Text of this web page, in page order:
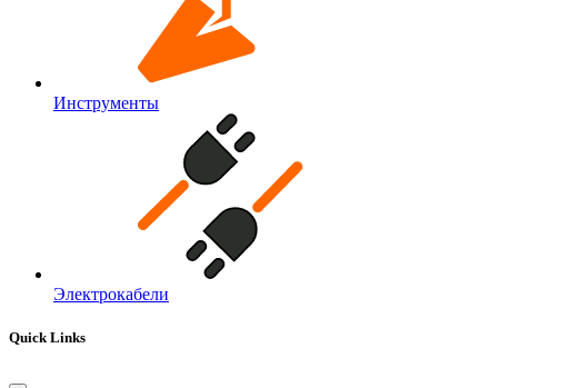
Инструменты
Электрокабели
Quick Links